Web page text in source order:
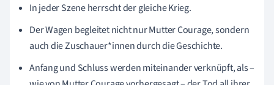
In jeder Szene herrscht der gleiche Krieg.
Der Wagen begleitet nicht nur Mutter Courage, sondern
auch die Zuschauer*innen durch die Geschichte.
Anfang und Schluss werden miteinander verknüpft, als –